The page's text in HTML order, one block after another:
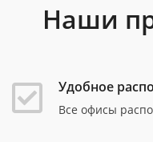
Наши
Удобное
Все офисы